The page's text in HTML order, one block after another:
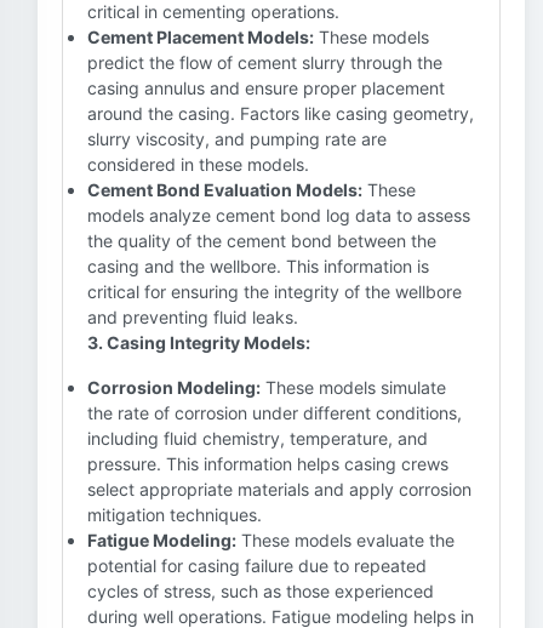
critical in cementing operations.
Cement Placement Models: These models
predict the flow of cement slurry through the
casing annulus and ensure proper placement
around the casing. Factors like casing geometry,
slurry viscosity, and pumping rate are
considered in these models.
Cement Bond Evaluation Models: These
models analyze cement bond log data to assess
the quality of the cement bond between the
casing and the wellbore. This information is
critical for ensuring the integrity of the wellbore
and preventing fluid leaks.
3. Casing Integrity Models:
Corrosion Modeling: These models simulate
the rate of corrosion under different conditions,
including fluid chemistry, temperature, and
pressure. This information helps casing crews
select appropriate materials and apply corrosion
mitigation techniques.
Fatigue Modeling: These models evaluate the
potential for casing failure due to repeated
cycles of stress, such as those experienced
during well operations. Fatigue modeling helps in